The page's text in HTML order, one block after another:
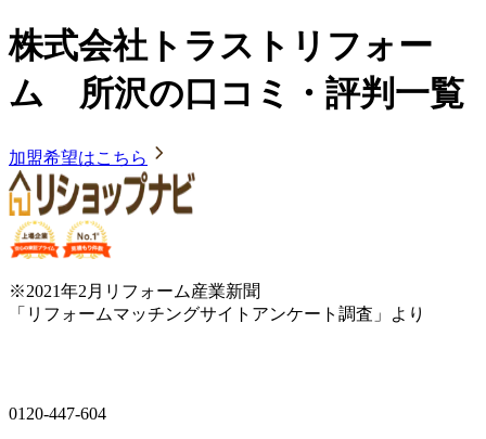
株式会社トラストリフォー
ム 所沢の口コミ・評判一覧
加盟希望はこちら
※2021年2月リフォーム産業新聞
「リフォームマッチングサイトアンケート調査」より
0120-447-604